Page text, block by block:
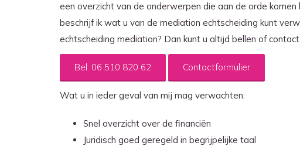
een overzicht van de onderwerpen die aan de orde
beschrijf ik wat u van de mediation echtscheiding kunt
echtscheiding mediation? Dan kunt u altijd bellen of
Bel: 06 510 820 62 Contactformulier
Wat u in ieder geval van mij mag verwachten:
Snel overzicht over de financiën
Juridisch goed geregeld in begrijpelijke taal